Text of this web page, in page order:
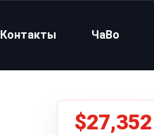
Контакты ЧаВо
$27,352